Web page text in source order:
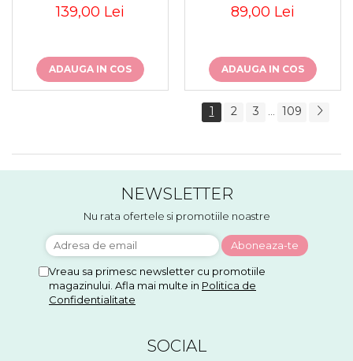
139,00 Lei
ADAUGA IN COS
89,00 Lei
ADAUGA IN COS
1 2 3 109
NEWSLETTER
Nu rata ofertele si promotiile noastre
Vreau sa primesc newsletter cu promotiile
magazinului. Afla mai multe in Politica de
Confidentialitate
SOCIAL